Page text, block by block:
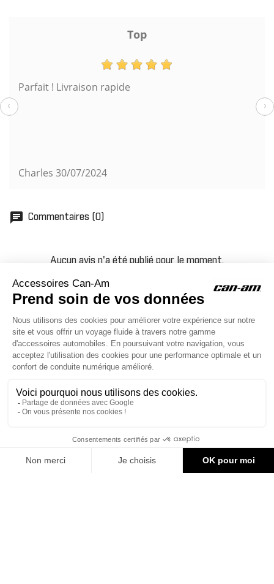
AJOUTER AU PANIER
Top
Parfait ! Livraison rapide
Charles 30/07/2024
‹ ›
chat Commentaires (0)
Aucun avis n'a été publié pour le moment.
ACCESSOIRES CAN-AM
Le site d'accessoires Can-Am vous propose des accessoires d'origine
pour équiper votre véhicule 3 roues (On Road) ou votre véhicule tout